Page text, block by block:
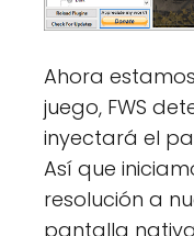
Ahora
juego, FWS
inyectará el
Así que
resolución a
pantalla